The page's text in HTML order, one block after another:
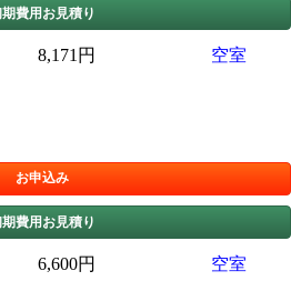
費用お見積り
8,171円
空室
お申込み
費用お見積り
6,600円 空室